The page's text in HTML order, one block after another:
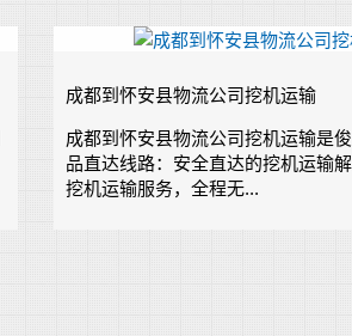
成都到怀安县物流公司挖机运输
成都到怀安县物流公司挖机运输是
品直达线路：安全直达的挖机运输
挖机运输服务，全程无...